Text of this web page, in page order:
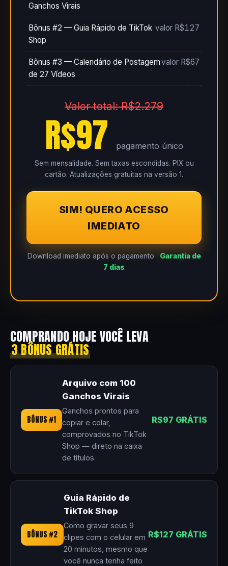
Ganchos Virais
Bônus #2 — Guia Rápido de TikTok
Shop
valor R$127
Bônus #3 — Calendário de Postagem
de 27 Vídeos
valor R$67
Valor total: R$2.279
R$97 pagamento único
Sem mensalidade. Sem taxas escondidas. PIX ou
cartão. Atualizações gratuitas na versão 1.
SIM! QUERO ACESSO
IMEDIATO
Download imediato após o pagamento · Garantia de
7 dias
COMPRANDO HOJE VOCÊ LEVA
3 BÔNUS GRÁTIS
BÔNUS #1
Arquivo com 100
Ganchos Virais
Ganchos prontos para
copiar e colar,
comprovados no TikTok
Shop — direto na caixa
de títulos.
R$97 GRÁTIS
BÔNUS #2
Guia Rápido de
TikTok Shop
Como gravar seus 9
clipes com o celular em
20 minutos, mesmo que
você nunca tenha feito
R$127 GRÁTIS